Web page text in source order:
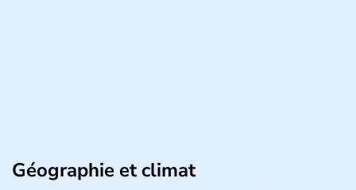
Géographie et climat